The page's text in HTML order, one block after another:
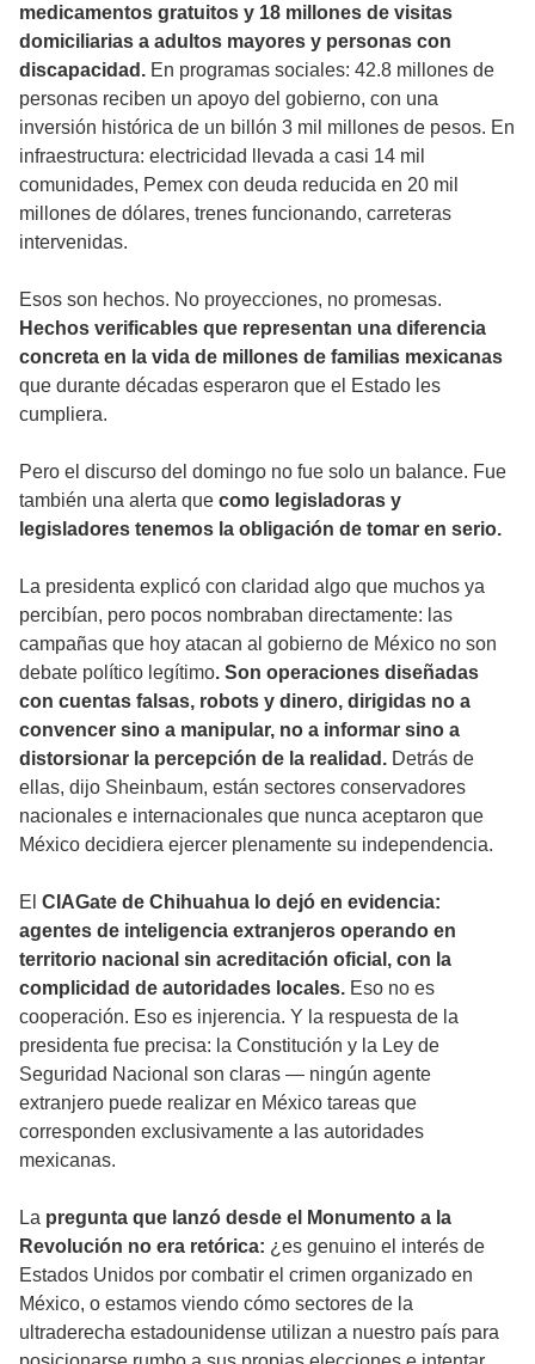
medicamentos gratuitos y 18 millones de visitas
domiciliarias a adultos mayores y personas con
discapacidad. En programas sociales: 42.8 millones de
personas reciben un apoyo del gobierno, con una
inversión histórica de un billón 3 mil millones de pesos. En
infraestructura: electricidad llevada a casi 14 mil
comunidades, Pemex con deuda reducida en 20 mil
millones de dólares, trenes funcionando, carreteras
intervenidas.
Esos son hechos. No proyecciones, no promesas.
Hechos verificables que representan una diferencia
concreta en la vida de millones de familias mexicanas
que durante décadas esperaron que el Estado les
cumpliera.
Pero el discurso del domingo no fue solo un balance. Fue
también una alerta que como legisladoras y
legisladores tenemos la obligación de tomar en serio.
La presidenta explicó con claridad algo que muchos ya
percibían, pero pocos nombraban directamente: las
campañas que hoy atacan al gobierno de México no son
debate político legítimo. Son operaciones diseñadas
con cuentas falsas, robots y dinero, dirigidas no a
convencer sino a manipular, no a informar sino a
distorsionar la percepción de la realidad. Detrás de
ellas, dijo Sheinbaum, están sectores conservadores
nacionales e internacionales que nunca aceptaron que
México decidiera ejercer plenamente su independencia.
El CIAGate de Chihuahua lo dejó en evidencia:
agentes de inteligencia extranjeros operando en
territorio nacional sin acreditación oficial, con la
complicidad de autoridades locales. Eso no es
cooperación. Eso es injerencia. Y la respuesta de la
presidenta fue precisa: la Constitución y la Ley de
Seguridad Nacional son claras — ningún agente
extranjero puede realizar en México tareas que
corresponden exclusivamente a las autoridades
mexicanas.
La pregunta que lanzó desde el Monumento a la
Revolución no era retórica: ¿es genuino el interés de
Estados Unidos por combatir el crimen organizado en
México, o estamos viendo cómo sectores de la
ultraderecha estadounidense utilizan a nuestro país para